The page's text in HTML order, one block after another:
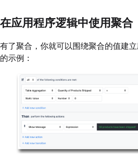
在应用程序逻辑中使用聚合
有了聚合，你就可以围绕聚合的值建
的示例：